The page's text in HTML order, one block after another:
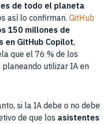
de todo el planeta
así lo confirman. GitHub
150 millones de
GitHub Copilot,
que el 76 % de los
utilizar IA en
si la IA debe o no debe
de que los asistentes